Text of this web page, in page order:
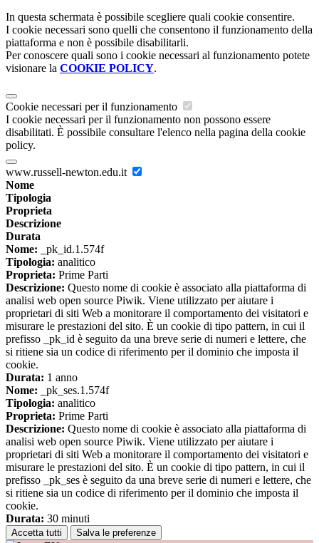
In questa schermata è possibile scegliere quali cookie consentire.
I cookie necessari sono quelli che consentono il funzionamento della
piattaforma e non è possibile disabilitarli.
Per conoscere quali sono i cookie necessari al funzionamento potete
visionare la COOKIE POLICY.
Cookie necessari per il funzionamento
I cookie necessari per il funzionamento non possono essere
disabilitati. È possibile consultare l'elenco nella pagina della cookie
policy.
www.russell-newton.edu.it
Nome
Tipologia
Proprieta
Descrizione
Durata
Nome: _pk_id.1.574f
Tipologia: analitico
Proprieta: Prime Parti
Descrizione: Questo nome di cookie è associato alla piattaforma di
analisi web open source Piwik. Viene utilizzato per aiutare i
proprietari di siti Web a monitorare il comportamento dei visitatori e
misurare le prestazioni del sito. È un cookie di tipo pattern, in cui il
prefisso _pk_id è seguito da una breve serie di numeri e lettere, che
si ritiene sia un codice di riferimento per il dominio che imposta il
cookie.
Durata: 1 anno
Nome: _pk_ses.1.574f
Tipologia: analitico
Proprieta: Prime Parti
Descrizione: Questo nome di cookie è associato alla piattaforma di
analisi web open source Piwik. Viene utilizzato per aiutare i
proprietari di siti Web a monitorare il comportamento dei visitatori e
misurare le prestazioni del sito. È un cookie di tipo pattern, in cui il
prefisso _pk_ses è seguito da una breve serie di numeri e lettere, che
si ritiene sia un codice di riferimento per il dominio che imposta il
cookie.
Durata: 30 minuti
Accetta tutti Salva le preferenze